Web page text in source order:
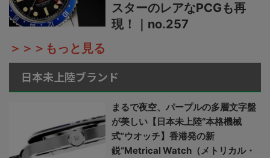
スターのレアなPCGも再
現！｜no.257
＞＞＞もっと見る
日本未上陸ブランド
まるで夜空、パープルの多層文字盤
が美しい【日本未上陸“本格機械
式”ウオッチ】香港発の新
鋭“Metrical Watch（メトリカル・